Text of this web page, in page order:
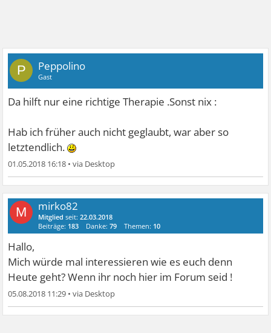
P Peppolino
Gast
Da hilft nur eine richtige Therapie .Sonst nix :
Hab ich früher auch nicht geglaubt, war aber so
letztendlich.
01.05.2018 16:18 •
M mirko82
Mitglied seit:22.03.2018
Beiträge: 183 Danke:79 Themen: 10
Hallo,
Mich würde mal interessieren wie es euch denn
Heute geht? Wenn ihr noch hier im Forum seid !
05.08.2018 11:29 •